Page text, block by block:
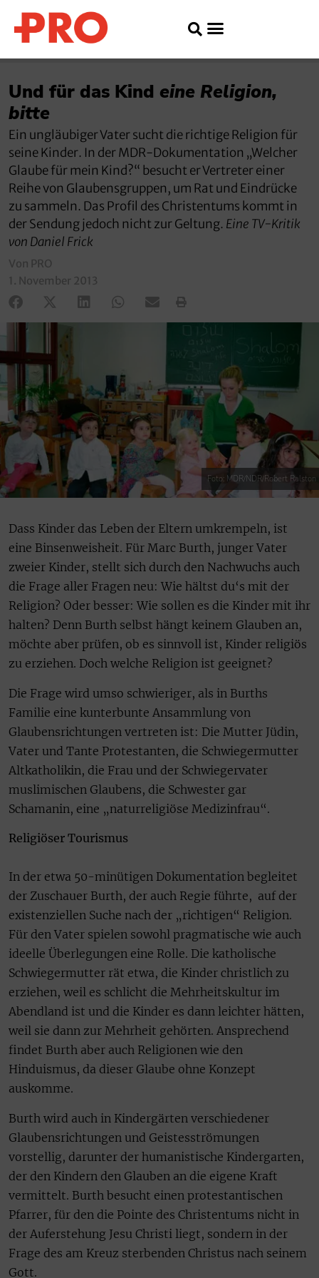
Und für das Kind eine Religion,
bitte
Ein ungläubiger Vater sucht die richtige Religion für
seine Kinder. In der MDR-Dokumentation „Welcher
Glaube für mein Kind?“ besucht er Vertreter einer
Reihe von Glaubensgruppen, um Rat und Eindrücke
zu sammeln. Das Profil des Christentums kommt in
der Sendung jedoch nicht zur Geltung. Eine TV-Kritik
von Daniel Frick
Von PRO
1. November 2013
Foto: MDR/NDR/Robert Ralston
Dass Kinder das Leben der Eltern umkrempeln, ist
eine Binsenweisheit. Für Marc Burth, junger Vater
zweier Kinder, stellt sich durch den Nachwuchs auch
die Frage aller Fragen neu: Wie hältst du‘s mit der
Religion? Oder besser: Wie sollen es die Kinder mit ihr
halten? Denn Burth selbst hängt keinem Glauben an,
möchte aber prüfen, ob es sinnvoll ist, Kinder religiös
zu erziehen. Doch welche Religion ist geeignet?
Die Frage wird umso schwieriger, als in Burths
Familie eine kunterbunte Ansammlung von
Glaubensrichtungen vertreten ist: Die Mutter Jüdin,
Vater und Tante Protestanten, die Schwiegermutter
Altkatholikin, die Frau und der Schwiegervater
muslimischen Glaubens, die Schwester gar
Schamanin, eine „naturreligiöse Medizinfrau“.
Religiöser Tourismus
In der etwa 50-minütigen Dokumentation begleitet
der Zuschauer Burth, der auch Regie führte, auf der
existenziellen Suche nach der „richtigen“ Religion.
Für den Vater spielen sowohl pragmatische wie auch
ideelle Überlegungen eine Rolle. Die katholische
Schwiegermutter rät etwa, die Kinder christlich zu
erziehen, weil es schlicht die Mehrheitskultur im
Abendland ist und die Kinder es dann leichter hätten,
weil sie dann zur Mehrheit gehörten. Ansprechend
findet Burth aber auch Religionen wie den
Hinduismus, da dieser Glaube ohne Konzept
auskomme.
Burth wird auch in Kindergärten verschiedener
Glaubensrichtungen und Geistesströmungen
vorstellig, darunter der humanistische Kindergarten,
der den Kindern den Glauben an die eigene Kraft
vermittelt. Burth besucht einen protestantischen
Pfarrer, für den die Pointe des Christentums nicht in
der Auferstehung Jesu Christi liegt, sondern in der
Frage des am Kreuz sterbenden Christus nach seinem
Gott.